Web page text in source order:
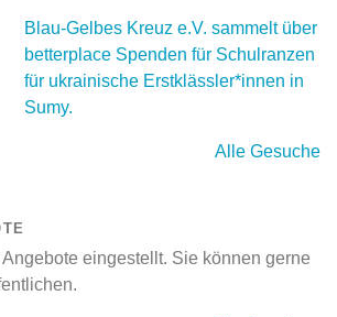
Blau-Gelbes Kreuz e.V. sammelt über
betterplace Spenden für Schulranzen
für ukrainische Erstklässler*innen in
Sumy.
Alle Gesuche
eingestellt. Sie können gerne